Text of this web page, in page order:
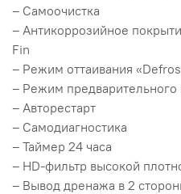
– Самоочистка
– Антикоррозийное
Fin
– Режим оттаивания
– Режим предварительного
– Авторестарт
– Самодиагностика
– Таймер 24 часа
– HD-фильтр высокой
– Вывод дренажа в 2